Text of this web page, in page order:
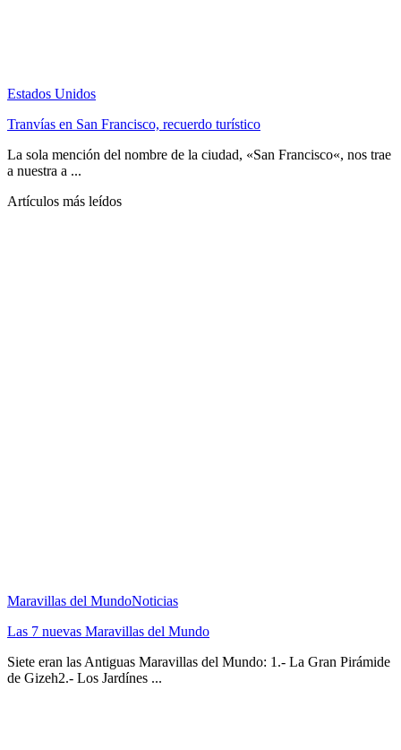
Estados Unidos
Tranvías en San Francisco, recuerdo turístico
La sola mención del nombre de la ciudad, «San Francisco«, nos trae
a nuestra a ...
Artículos más leídos
Maravillas del MundoNoticias
Las 7 nuevas Maravillas del Mundo
Siete eran las Antiguas Maravillas del Mundo: 1.- La Gran Pirámide
de Gizeh2.- Los Jardínes ...